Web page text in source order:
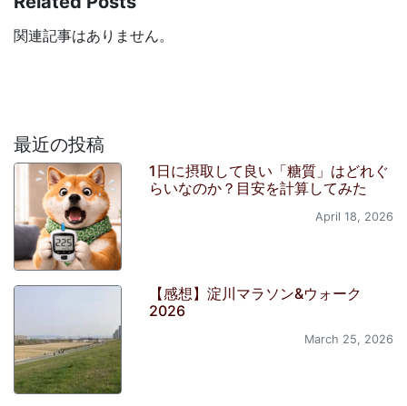
関連記事はありません。
最近の投稿
1日に摂取して良い「糖質」はどれぐ
らいなのか？目安を計算してみた
April 18, 2026
【感想】淀川マラソン&ウォーク
2026
March 25, 2026